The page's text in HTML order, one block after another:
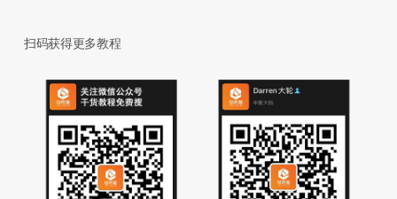
扫码获得更多教程